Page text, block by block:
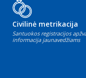
Civilinė metrikacija
Santuokos registracijos
informacija jaunavedžiams